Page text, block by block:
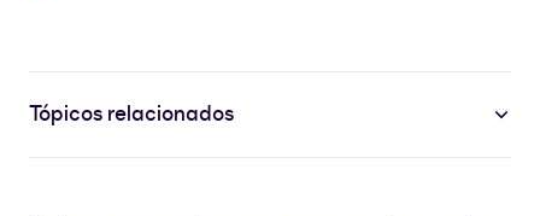
Tópicos relacionados